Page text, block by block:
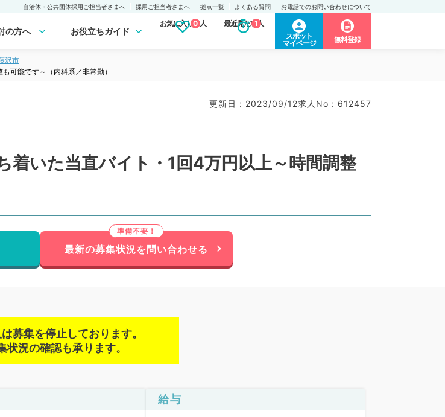
自治体・公共団体採用ご担当者さまへ 採用ご担当者さまへ 拠点一覧 よくある質問 お電話でのお問い合わせについて
の方へ お役立ちガイド
お気に入り求人
0 最近見た求人
1
スポット
マイページ
無料登録
沢市
可能です～（内科系／非常勤）
更新日 : 2023/09/12求人No : 612457
着いた当直バイト・1回4万円以上～時間調整
最新の募集状況を問い合わせる
募集を停止しております。
状況の確認も承ります。
給与